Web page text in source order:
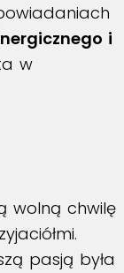
i
w
wolną chwilę
pasją była